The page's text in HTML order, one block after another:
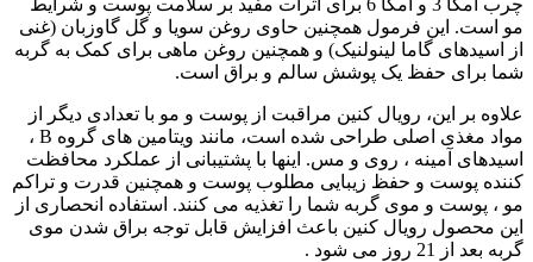
چرب امگا 3 و امگا 6 برای اثرات مفید بر سلامت پوست و شرایط
مو است. این فرمول همچنین حاوی روغن سویا و گل گاوزبان (غنی
از اسیدهای گاما لینولنیک) و همچنین روغن ماهی برای کمک به گربه
شما برای حفظ یک پوشش سالم و براق است.
علاوه بر این، رویال کنین مراقبت از پوست و مو با تعدادی دیگر از
مواد مغذی اصلی طراحی شده است، مانند ویتامین های گروه B ،
اسیدهای آمینه ، روی و مس. اینها با پشتیبانی از عملکرد محافظت
کننده پوست و حفظ زیبایی مطلوب پوست و همچنین قدرت و تراکم
مو ، پوست و موی گربه شما را تغذیه می کنند. استفاده انحصاری از
این محصول رویال کنین باعث افزایش قابل توجه براق شدن موی
گربه بعد از 21 روز می شود .